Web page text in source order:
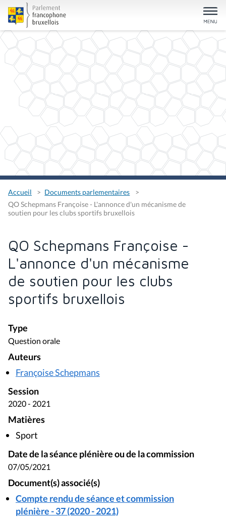
Accueil
Documents parlementaires
QO Schepmans Françoise - L'annonce d'un mécanisme de
soutien pour les clubs sportifs bruxellois
QO Schepmans Françoise -
L'annonce d'un mécanisme
de soutien pour les clubs
sportifs bruxellois
Type
Question orale
Auteurs
Françoise Schepmans
Session
2020 - 2021
Matières
Sport
Date de la séance plénière ou de la commission
07/05/2021
Document(s) associé(s)
Compte rendu de séance et commission
plénière - 37 (2020 - 2021)